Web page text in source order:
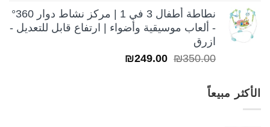
نطاطة أطفال 3 في 1 | مركز نشاط دوار 360°
- ألعاب موسيقية وأضواء | ارتفاع قابل للتعديل -
ازرق
₪350.00
السعر ₪249.00
الأكثر مبيعاً